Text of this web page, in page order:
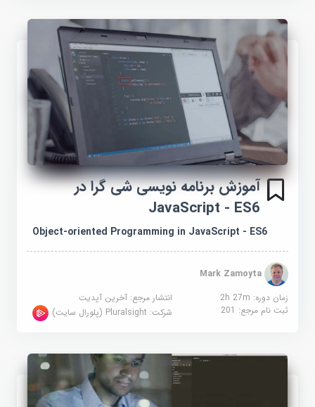
آموزش برنامه نویسی شی گرا در
JavaScript - ES6
Object-oriented Programming in JavaScript - ES6
Mark Zamoyta
زمان دوره: 2h 27m
انتشار مرجع:آخرین آپدیت
ثبت نام مرجع:201 شرکت:Pluralsight (پلورال سایت)